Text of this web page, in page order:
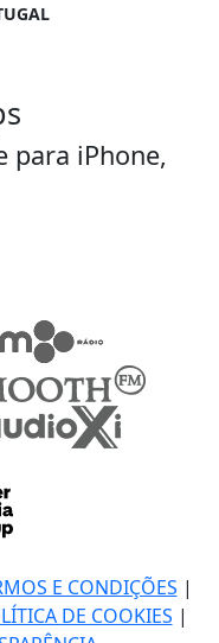
para iPhone,
E CONDIÇÕES |
DE COOKIES |